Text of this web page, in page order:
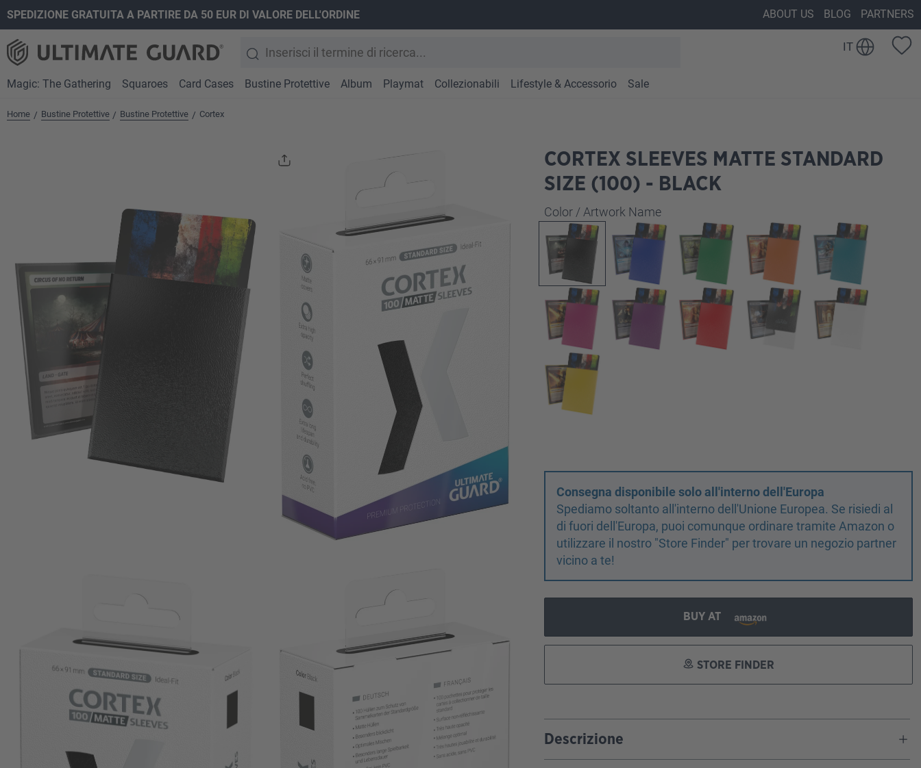
Passa alla navigazione principale
SPEDIZIONE GRATUITA A PARTIRE DA 50 EUR DI VALORE DELL'ORDINE ABOUT US BLOG PARTNERS
IT
Magic: The Gathering Squaroes Card Cases Bustine Protettive Album Playmat Collezionabili Lifestyle & Accessorio Sale
Home / Bustine Protettive / Bustine Protettive / Cortex
CORTEX SLEEVES MATTE STANDARD
SIZE (100) - BLACK
Seleziona
Color / Artwork Name
Consegna disponibile solo all'interno dell'Europa
Spediamo soltanto all'interno dell'Unione Europea. Se risiedi al
di fuori dell'Europa, puoi comunque ordinare tramite Amazon o
utilizzare il nostro "Store Finder" per trovare un negozio partner
vicino a te!
BUY AT
STORE FINDER
Descrizione